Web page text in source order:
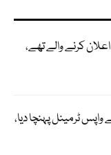
کرنے والے تھے،
ٹرمینل پہنچا دیا،